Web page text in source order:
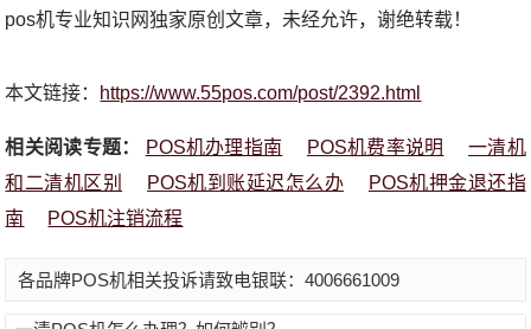
pos机专业知识网独家原创文章，未经允许，谢绝转载！
本文链接： https://www.55pos.com/post/2392.html
相关阅读专题： POS机办理指南 POS机费率说明
一清机
和二清机区别
POS机到账延迟怎么办
POS机押金退还指
南
POS机注销流程
各品牌POS机相关投诉请致电银联：4006661009